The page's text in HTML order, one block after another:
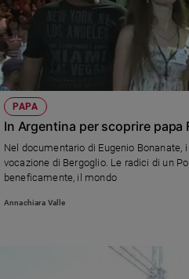
ed
educazione
Genitori
e
Nonni
Coppia
giovani
PAPA
In Argentina per scoprire papa
Nel documentario di Eugenio Bonanate,
vocazione di Bergoglio. Le radici di un
beneficamente, il mondo
Annachiara Valle